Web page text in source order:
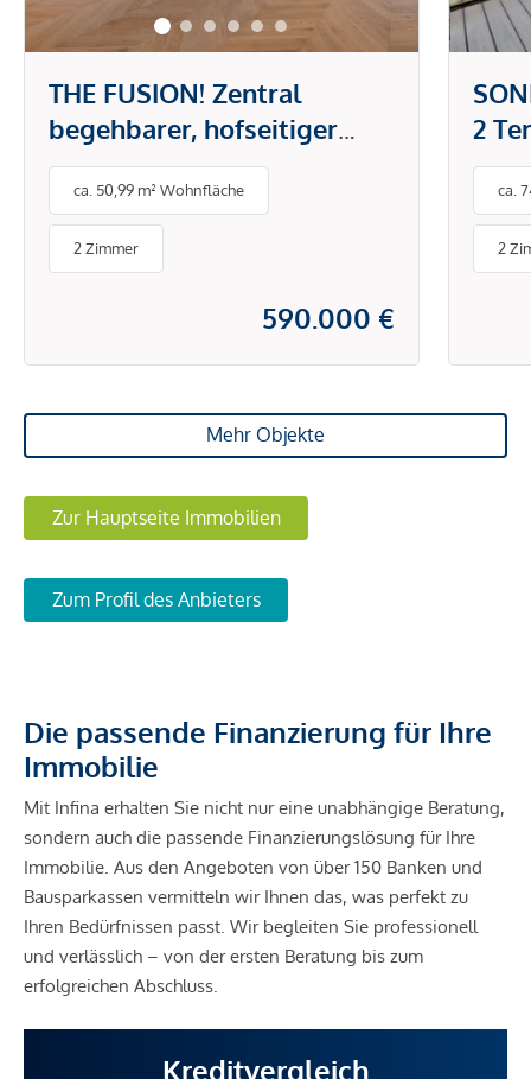
THE FUSION! Zentral
begehbarer, hofseitiger
Zwei-Zimmer-Erstbezug
ca. 50,99 m² Wohnfläche
2 Zimmer
590.000 €
2
ca.
2
Mehr Objekte
Zur Hauptseite Immobilien
Zum Profil des Anbieters
Die passende Finanzierung für Ihre
Immobilie
Mit Infina erhalten Sie nicht nur eine unabhängige Beratung,
sondern auch die passende Finanzierungslösung für Ihre
Immobilie. Aus den Angeboten von über 150 Banken und
Bausparkassen vermitteln wir Ihnen das, was perfekt zu
Ihren Bedürfnissen passt. Wir begleiten Sie professionell
und verlässlich – von der ersten Beratung bis zum
erfolgreichen Abschluss.
Kreditvergleich